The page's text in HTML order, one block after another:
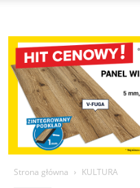
Strona główna KULTURA